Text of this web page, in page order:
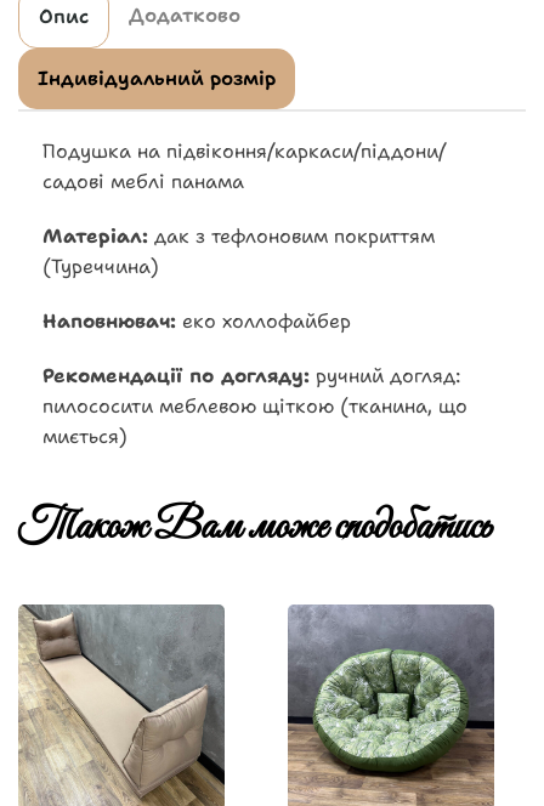
Опис Додатково
Індивідуальний розмір
Подушка на підвіконня/каркаси/піддони/
садові меблі панама
Матеріал: дак з тефлоновим покриттям
(Туреччина)
Наповнювач: еко холлофайбер
Рекомендації по догляду: ручний догляд:
пилососити меблевою щіткою (тканина, що
миється)
Також Вам може сподобатись